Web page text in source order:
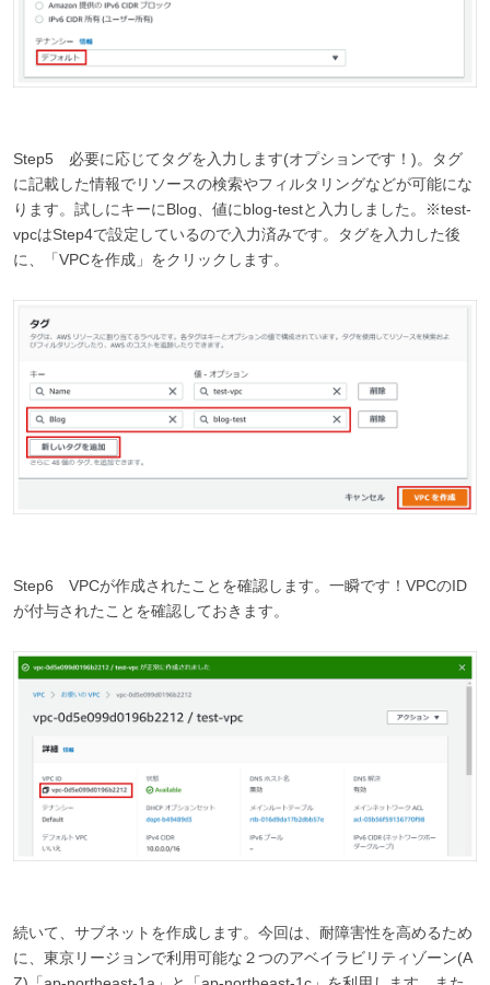
Step5 必要に応じてタグを入力します(オプションです！)。タグ
に記載した情報でリソースの検索やフィルタリングなどが可能にな
ります。試しにキーにBlog、値にblog-testと入力しました。※test-
vpcはStep4で設定しているので入力済みです。タグを入力した後
に、「VPCを作成」をクリックします。
Step6 VPCが作成されたことを確認します。一瞬です！VPCのID
が付与されたことを確認しておきます。
続いて、サブネットを作成します。今回は、耐障害性を高めるため
に、東京リージョンで利用可能な２つのアベイラビリティゾーン(A